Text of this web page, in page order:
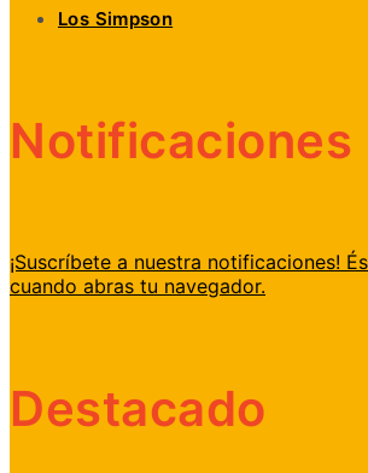
Los Simpson
Notificaciones
¡Suscríbete a nuestra notificaciones!
cuando abras tu navegador.
Destacado